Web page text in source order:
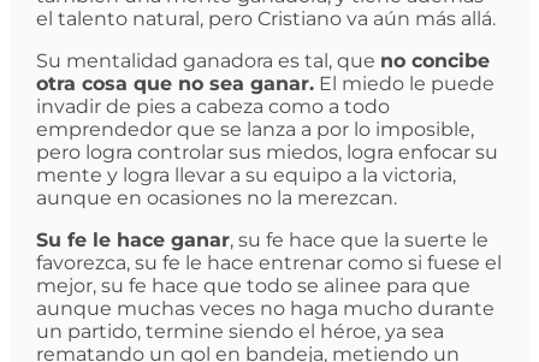
el talento natural, pero Cristiano va aún más allá.
Su mentalidad ganadora es tal, que no concibe
otra cosa que no sea ganar.El miedo le puede
invadir de pies a cabeza como a todo
emprendedor que se lanza a por lo imposible,
pero logra controlar sus miedos, logra enfocar su
mente y logra llevar a su equipo a la victoria,
aunque en ocasiones no la merezcan.
Su fe le hace ganar, su fe hace que la suerte le
favorezca, su fe le hace entrenar como si fuese el
mejor, su fe hace que todo se alinee para que
aunque muchas veces no haga mucho durante
un partido, termine siendo el héroe, ya sea
rematando un gol en bandeja, metiendo un